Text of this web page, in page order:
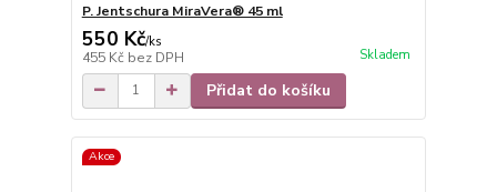
P. Jentschura MiraVera® 45 ml
550 Kč/ks
455 Kč bez DPH Skladem
Přidat do košíku
Akce